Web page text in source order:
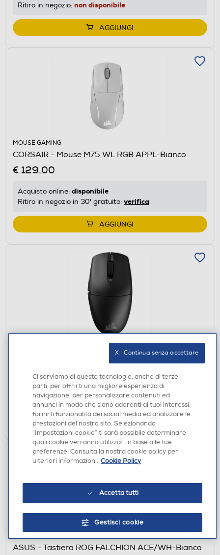
Ritiro in negozio: non disponibile
AGGIUNGI
MOUSE GAMING
CORSAIR - Mouse M75 WL RGB APPL-Bianco
€ 129,00
Acquisto online: disponibile
Ritiro in negozio in 30' gratuito: verifica
AGGIUNGI
CORSAIR - Mouse M55 WIRELESS NE-Nero
Acquisto online:disponibile
Ritiro in negozio in 30' gratuito:verifica
AGGIUNGI
ASUS - Tastiera ROG FALCHION ACE/WH-Bianco
Ci serviamo di queste tecnologie, anche di terze
parti, per offrirti una migliore esperienza di
navigazione, per personalizzare contenuti ed
annunci in modo che siano aderenti ai tuoi interessi,
fornirti funzionalità dei social media ed analizzare le
prestazioni del nostro sito. Selezionando
“Impostazioni cookie” ti sarà possibile determinare
quali cookie verranno utilizzati in base alle tue
preferenze. Consulta la nostra cookie policy per
ulteriori informazioni. Cookie Policy
Accetta tutti
Gestisci cookie
X   Continua senza accettare